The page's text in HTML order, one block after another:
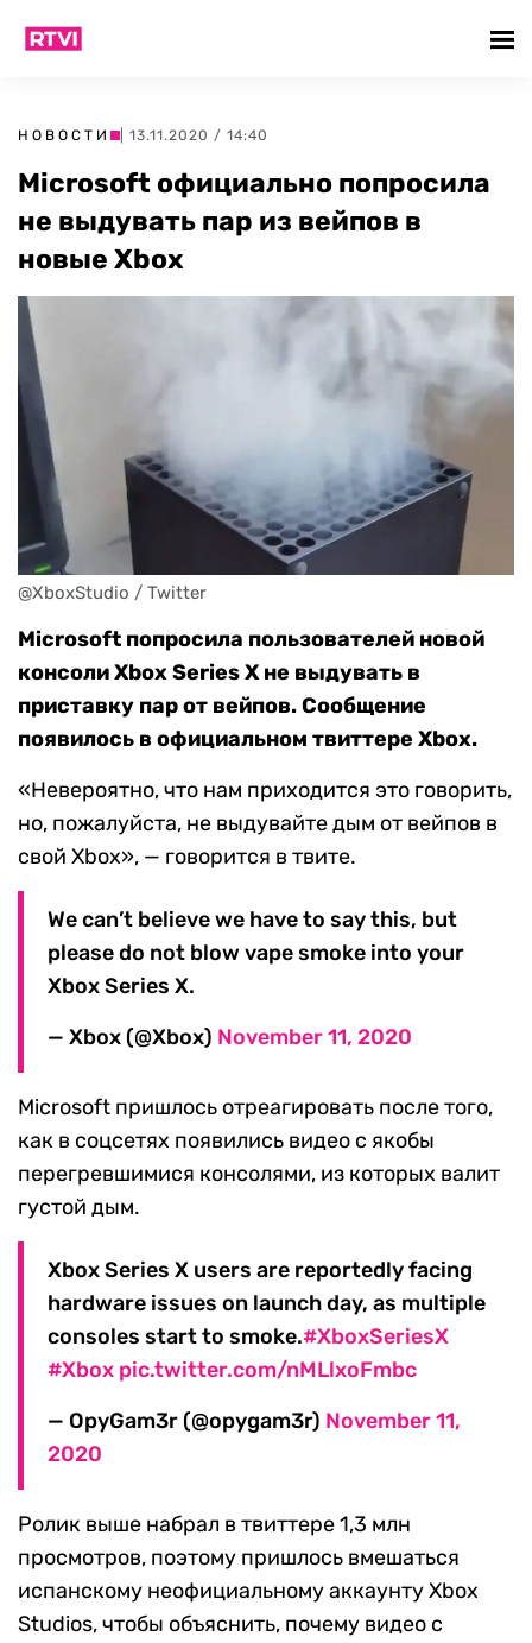
НОВОСТИ | 13.11.2020 / 14:40
Microsoft официально попросила
не выдувать пар из вейпов в
новые Xbox
@XboxStudio / Twitter
Microsoft попросила пользователей новой
консоли Xbox Series X не выдувать в
приставку пар от вейпов. Сообщение
появилось в официальном твиттере Xbox.
«Невероятно, что нам приходится это говорить,
но, пожалуйста, не выдувайте дым от вейпов в
свой Xbox», — говорится в твите.
We can’t believe we have to say this, but
please do not blow vape smoke into your
Xbox Series X.
— Xbox (@Xbox) November 11, 2020
Microsoft пришлось отреагировать после того,
как в соцсетях появились видео с якобы
перегревшимися консолями, из которых валит
густой дым.
Xbox Series X users are reportedly facing
hardware issues on launch day, as multiple
consoles start to smoke.#XboxSeriesX
#Xbox pic.twitter.com/nMLlxoFmbc
— OpyGam3r (@opygam3r) November 11,
2020
Ролик выше набрал в твиттере 1,3 млн
просмотров, поэтому пришлось вмешаться
испанскому неофициальному аккаунту Xbox
Studios, чтобы объяснить, почему видео с